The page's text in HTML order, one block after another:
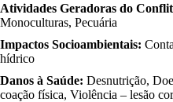
Atividades Geradoras do
Monoculturas, Pecuária
Impactos Socioambientais:
hídrico
Danos à Saúde: Desnutrição,
coação física, Violência – lesão